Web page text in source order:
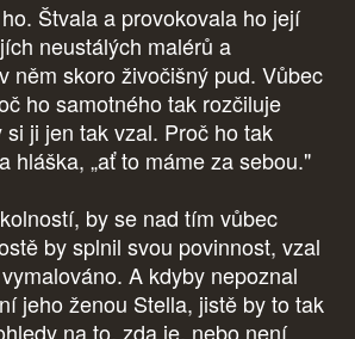
Štvala a provokovala ho její
neustálých malérů a
něm skoro živočišný pud. Vůbec
ho samotného tak rozčiluje
si ji jen tak vzal. Proč ho tak
hláška, „ať to máme za sebou."
by se nad tím vůbec
by splnil svou povinnost, vzal
A kdyby nepoznal
jeho ženou Stella, jistě by to tak
na to, zda je, nebo není